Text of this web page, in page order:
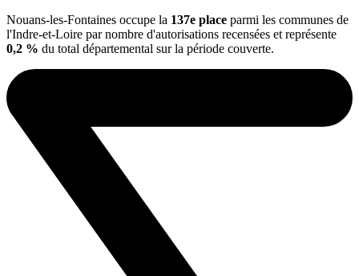
Nouans-les-Fontaines occupe la 137e place parmi les communes de
l'Indre-et-Loire par nombre d'autorisations recensées et représente
0,2 % du total départemental sur la période couverte.